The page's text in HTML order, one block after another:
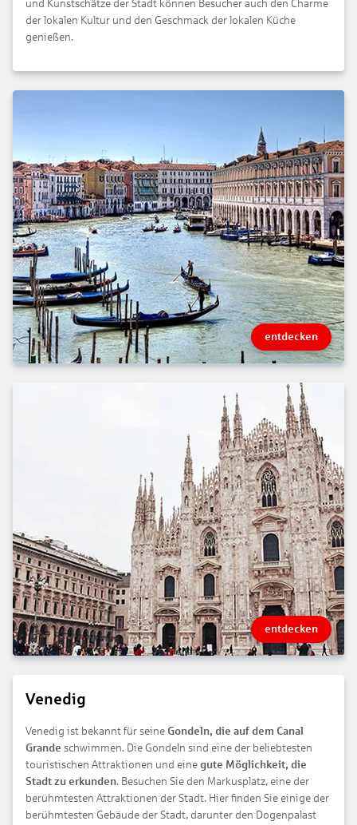
und Kunstschätze der Stadt können Besucher auch den Charme
der lokalen Kultur und den Geschmack der lokalen Küche
genießen.
entdecken
entdecken
Venedig
Venedig ist bekannt für seine Gondeln, die auf dem Canal
Grande schwimmen. Die Gondeln sind eine der beliebtesten
touristischen Attraktionen und eine gute Möglichkeit, die
Stadt zu erkunden. Besuchen Sie den Markusplatz, eine der
berühmtesten Attraktionen der Stadt. Hier finden Sie einige der
berühmtesten Gebäude der Stadt, darunter den Dogenpalast